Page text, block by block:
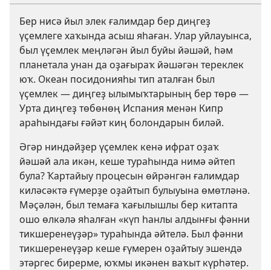
Бер нисә йыл элек ғалимдар бер диңгеҙ
үҫемлеге хаҡында асыш яһаған. Улар уйлауынса,
был үҫемлек меңләгән йыл буйы йәшәй, һәм
планетала унан да оҙағыраҡ йәшәгән тереклек
юҡ. Океан посидонияһы тип аталған был
үҫемлек — диңгеҙ ылымыҡтарының бер төрө —
Урта диңгеҙ төбөнөң Испания менән Кипр
араһындағы ғәйәт киң болондарын биләй.
Әгәр ниндәйҙер үҫемлек кенә ифрат оҙаҡ
йәшәй ала икән, кеше тураһында нимә әйтеп
була? Ҡартайыу процесын өйрәнгән ғалимдар
киләсәктә ғүмерҙе оҙайтып булыуына өмөтләнә.
Мәҫәлән, был темаға ҡағылышлы бер китапта
ошо өлкәлә яһалған «күп һанлы алдынғы фәнни
тикшеренеүҙәр» тураһында әйтелә. Был фәнни
тикшеренеүҙәр кеше ғүмерен оҙайтыу эшендә
этәргес бирерме, юҡмы икәнен ваҡыт күрһәтер.